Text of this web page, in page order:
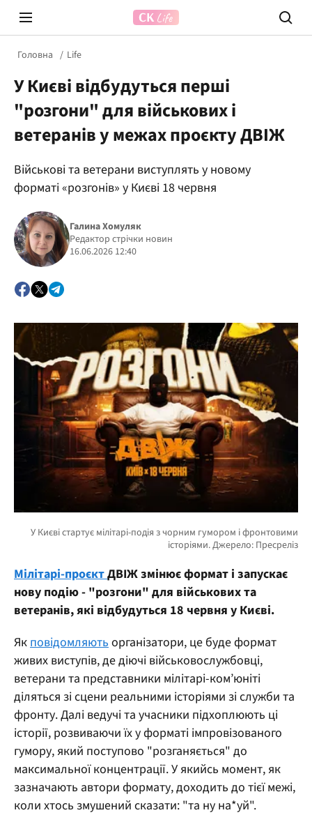
Prosecco Time
Головна Life
У Києві відбудуться перші
"розгони" для військових і
ветеранів у межах проєкту ДВІЖ
Військові та ветерани виступлять у новому
форматі «розгонів» у Києві 18 червня
Галина Хомуляк
Редактор стрічки новин
16.06.2026 12:40
Мілітарі-проєктДВІЖ змінює формат і запускає
нову подію - "розгони" для військових та
ветеранів, які відбудуться 18 червня у Києві.
Як повідомляють організатори, це буде формат
живих виступів, де діючі військовослужбовці,
ветерани та представники мілітарі-ком’юніті
діляться зі сцени реальними історіями зі служби та
фронту. Далі ведучі та учасники підхоплюють ці
історії, розвиваючи їх у форматі імпровізованого
гумору, який поступово "розганяється" до
максимальної концентрації. У якийсь момент, як
зазначають автори формату, доходить до тієї межі,
коли хтось змушений сказати: "та ну на*уй".